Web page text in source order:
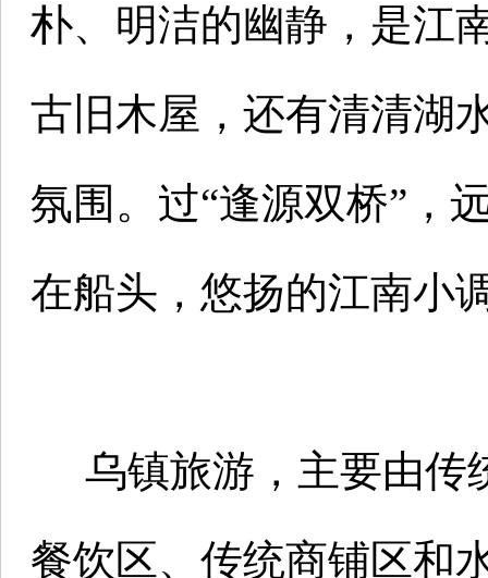
朴、明洁的幽静，是江
古旧木屋，还有清清湖
氛围。过“逢源双桥”，
在船头，悠扬的江南小
乌镇旅游，主要由传
餐饮区、传统商铺区和